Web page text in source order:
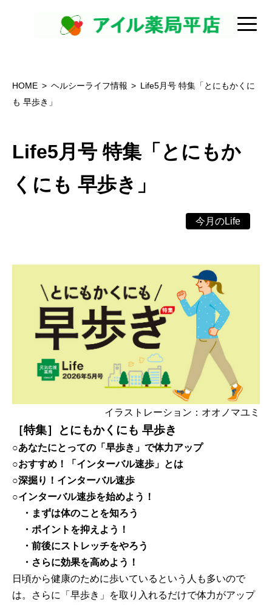
HOME ヘルシーライフ情報
Life5月号 特集「とにもかくに
も 早歩き」
Life5月号 特集「とにもか
くにも 早歩き」
今月のLife
イラストレーション：オオノマユミ
［特集］とにもかくにも 早歩き
○あなたにとっての「早歩き」で体力アップ
○おすすめ！「インターバル速歩」とは
○深掘り！インターバル速歩
○インターバル速歩を始めよう！
・まずは体のことを知ろう
・ポイントを抑えよう！
・前後にストレッチをやろう
・さらに効果を高めよう！
日頃から健康のために歩いているという人も多いので
は。さらに「早歩き」を取り入れるだけで体力がアップ